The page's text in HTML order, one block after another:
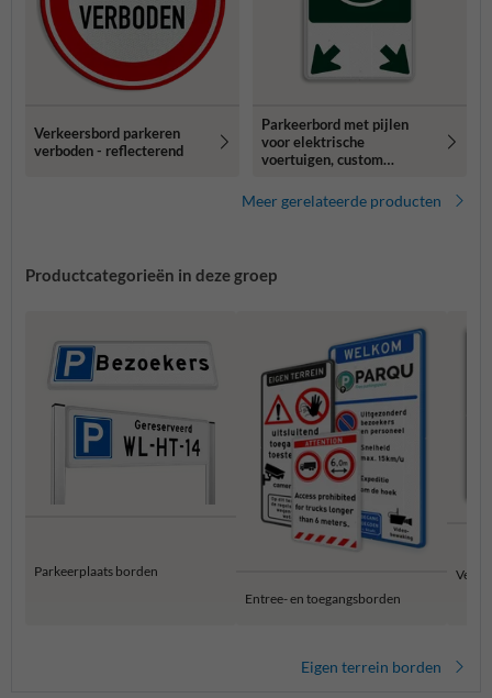
Verkeersbord parkeren
verboden - reflecterend
Parkeerbord met pijlen
voor elektrische
voertuigen, custom
Meer gerelateerde producten
Productcategorieën in deze groep
Parkeerplaats borden
Entree- en toegangsborden
Eigen terrein borden